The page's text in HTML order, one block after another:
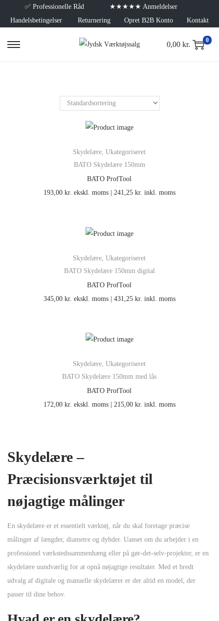
✅ Professionelle Råd
★★★★★ Anmeldelser
Handelsbetingelser
Returnering Opret B2B Konto Kontakt
0,00 kr. 0
Skydelære ,Ukategoriseret
BATO Skydelære 150mm
BATO ProfTool
193,00 kr. ekskl. moms | 241,25 kr. inkl. moms
Skydelære ,Ukategoriseret
BATO Skydelære 150mm digital
BATO ProfTool
345,00 kr. ekskl. moms | 431,25 kr. inkl. moms
Skydelære,Ukategoriseret
BATO Skydelære 150mm med lås
BATO ProfTool
172,00 kr. ekskl. moms | 215,00 kr. inkl. moms
Skydelære –
Præcisionsværktøjet til
nøjagtige målinger
En skydelære er et essentielt værktøj, når du skal foretage præcise
målinger af længder, diametre og dybder. Uanset om du arbejder i en
professionel værkstedssammenhæng eller på gør-det-selv-projekter, er en
skydelære uundværlig for at opnå nøjagtige resultater. Med et bredt
udvalg af digitale og manuelle skydelærer er der altid en model, der
passer til dine behov.